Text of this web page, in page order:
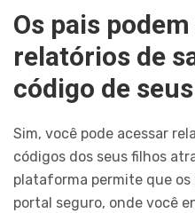
Os pais
relatórios de
código de
Sim, você pode acessar
códigos dos seus filhos
plataforma permite que
portal seguro, onde você